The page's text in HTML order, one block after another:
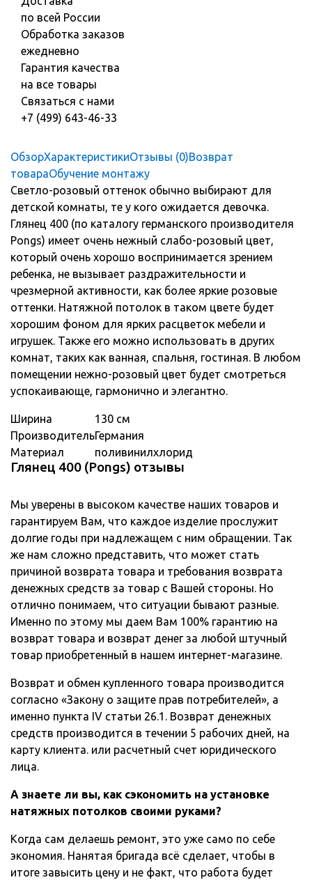
по всей России
Обработка заказов
ежедневно
Гарантия качества
на все товары
Связаться с нами
+7 (499) 643-46-33
ОбзорХарактеристикиОтзывы (0)Возврат
товараОбучение монтажу
Светло-розовый оттенок обычно выбирают для
детской комнаты, те у кого ожидается девочка.
Глянец 400 (по каталогу германского производителя
Pongs) имеет очень нежный слабо-розовый цвет,
который очень хорошо воспринимается зрением
ребенка, не вызывает раздражительности и
чрезмерной активности, как более яркие розовые
оттенки. Натяжной потолок в таком цвете будет
хорошим фоном для ярких расцветок мебели и
игрушек. Также его можно использовать в других
комнат, таких как ванная, спальня, гостиная. В любом
помещении нежно-розовый цвет будет смотреться
успокаивающе, гармонично и элегантно.
Ширина
130 см
ПроизводительГермания
Материал
поливинилхлорид
Глянец 400 (Pongs) отзывы
Мы уверены в высоком качестве наших товаров и
гарантируем Вам, что каждое изделие прослужит
долгие годы при надлежащем с ним обращении. Так
же нам сложно представить, что может стать
причиной возврата товара и требования возврата
денежных средств за товар с Вашей стороны. Но
отлично понимаем, что ситуации бывают разные.
Именно по этому мы даем Вам 100% гарантию на
возврат товара и возврат денег за любой штучный
товар приобретенный в нашем интернет-магазине.
Возврат и обмен купленного товара производится
согласно «Закону о защите прав потребителей», а
именно пункта IV статьи 26.1. Возврат денежных
средств производится в течении 5 рабочих дней, на
карту клиента. или расчетный счет юридического
лица.
А знаете ли вы, как сэкономить на установке
натяжных потолков своими руками?
Когда сам делаешь ремонт, это уже само по себе
экономия. Нанятая бригада всё сделает, чтобы в
итоге завысить цену и не факт, что работа будет